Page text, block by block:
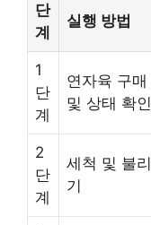
단
계
실행 방법
1
단
계
연자육 구매
및 상태 확인
2
단
계
세척 및 불리
기